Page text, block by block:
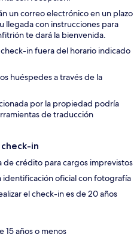
un correo electrónico en un plazo
llegada con instrucciones para
te dará la bienvenida.
in fuera del horario indicado
huéspedes a través de la
por la propiedad podría
de traducción
in
de crédito para cargos imprevistos
identificación oficial con fotografía
el check-in es de 20 años
15 años o menos